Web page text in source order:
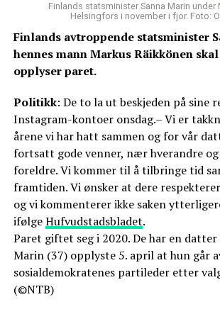
Finlands statsminister Sanna Marin
Helsingfors i november i fjor. Foto:
Finlands avtroppende statsminister
hennes mann Markus Räikkönen
opplyser paret.
Politikk: De to la ut beskjeden på sine
Instagram-kontoer onsdag.– Vi er
årene vi har hatt sammen og for vår
fortsatt gode venner, nær hverandre
foreldre. Vi kommer til å tilbringe tid
framtiden. Vi ønsker at dere
og vi kommenterer ikke saken
ifølgeHufvudstadsbladet.
Paret giftet seg i 2020. De har en
Marin (37) opplyste 5. april at hun går
sosialdemokratenes partileder etter
(©NTB)